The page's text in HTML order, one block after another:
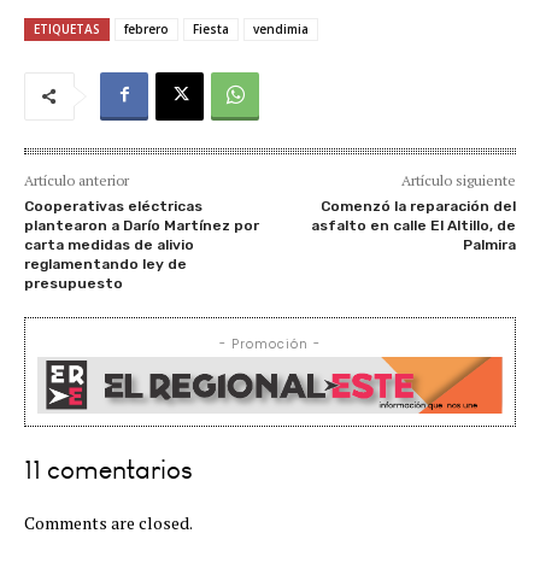
ETIQUETAS febrero Fiesta vendimia
Artículo anterior
Cooperativas eléctricas
plantearon a Darío Martínez por
carta medidas de alivio
reglamentando ley de
presupuesto
Artículo siguiente
Comenzó la reparación del
asfalto en calle El Altillo, de
Palmira
- Promoción -
11 comentarios
Comments are closed.